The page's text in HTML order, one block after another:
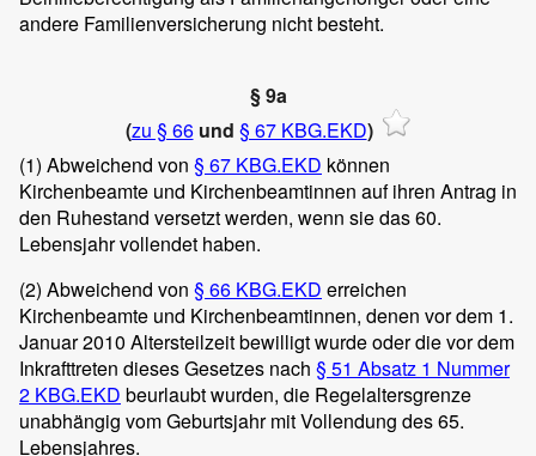
andere Familienversicherung nicht besteht.
§ 9a
(zu § 66und § 67 KBG.EKD)
(1) Abweichend von § 67 KBG.EKD können
Kirchenbeamte und Kirchenbeamtinnen auf ihren Antrag in
den Ruhestand versetzt werden, wenn sie das 60.
Lebensjahr vollendet haben.
(2) Abweichend von § 66 KBG.EKD erreichen
Kirchenbeamte und Kirchenbeamtinnen, denen vor dem 1.
Januar 2010 Altersteilzeit bewilligt wurde oder die vor dem
Inkrafttreten dieses Gesetzes nach § 51 Absatz 1 Nummer
2 KBG.EKD beurlaubt wurden, die Regelaltersgrenze
unabhängig vom Geburtsjahr mit Vollendung des 65.
Lebensjahres.